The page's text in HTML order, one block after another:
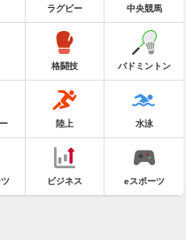
ラグビー 中央競馬
格闘技 バドミントン
陸上 水泳
ビジネス eスポーツ